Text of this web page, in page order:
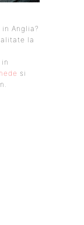
Anglia?
la
si